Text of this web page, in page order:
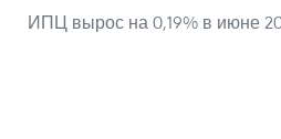
ИПЦ вырос на 0,19% в июне